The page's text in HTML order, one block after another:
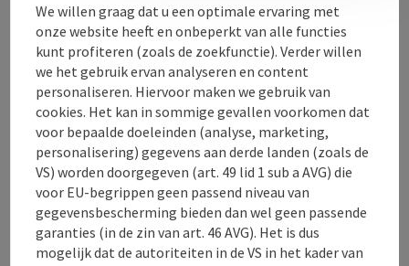
Openingstijden
Ligging
Prijs
Geschiktheid
Toegankelijkheid
We willen graag dat u een optimale ervaring met
onze website heeft en onbeperkt van alle functies
kunt profiteren (zoals de zoekfunctie). Verder willen
we het gebruik ervan analyseren en content
personaliseren. Hiervoor maken we gebruik van
cookies. Het kan in sommige gevallen voorkomen dat
voor bepaalde doeleinden (analyse, marketing,
personalisering) gegevens aan derde landen (zoals de
VS) worden doorgegeven (art. 49 lid 1 sub a AVG) die
voor EU-begrippen geen passend niveau van
gegevensbescherming bieden dan wel geen passende
garanties (in de zin van art. 46 AVG). Het is dus
mogelijk dat de autoriteiten in de VS in het kader van